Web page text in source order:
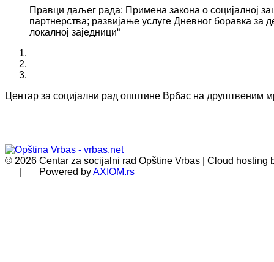
Правци даљег рада: Примена закона о социјалној
партнерства; развијање услуге Дневног боравка
локалној заједници“
Центар за социјални рад општине Врбас на друштвеним
© 2026 Centar za socijalni rad Opštine Vrbas | Cloud hosting
| Powered byAXIOM.rs